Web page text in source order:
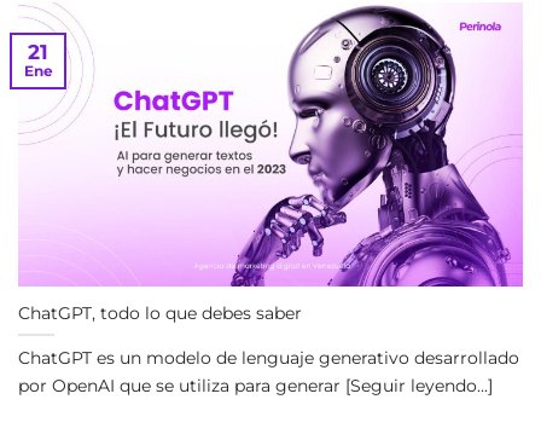
ChatGPT, todo lo que debes saber
ChatGPT es un modelo de lenguaje generativo desarrollado
por OpenAI que se utiliza para generar [Seguir leyendo...]
21
Ene